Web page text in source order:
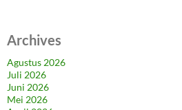
Archives
Agustus 2026
Juli 2026
Juni 2026
Mei 2026